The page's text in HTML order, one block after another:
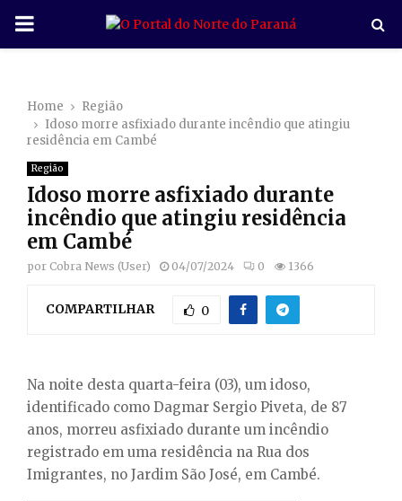
P
M
A
R
E
N
Home
Região
Idoso morre asfixiado durante incêndio que atingiu
residência em Cambé
Região
Idoso morre asfixiado durante
incêndio que atingiu residência
em Cambé
por Cobra News (User) 04/07/2024 0 1366
COMPARTILHAR 0
Na noite desta quarta-feira (03), um idoso,
identificado como Dagmar Sergio Piveta, de 87
anos, morreu asfixiado durante um incêndio
registrado em uma residência na Rua dos
Imigrantes, no Jardim São José, em Cambé.